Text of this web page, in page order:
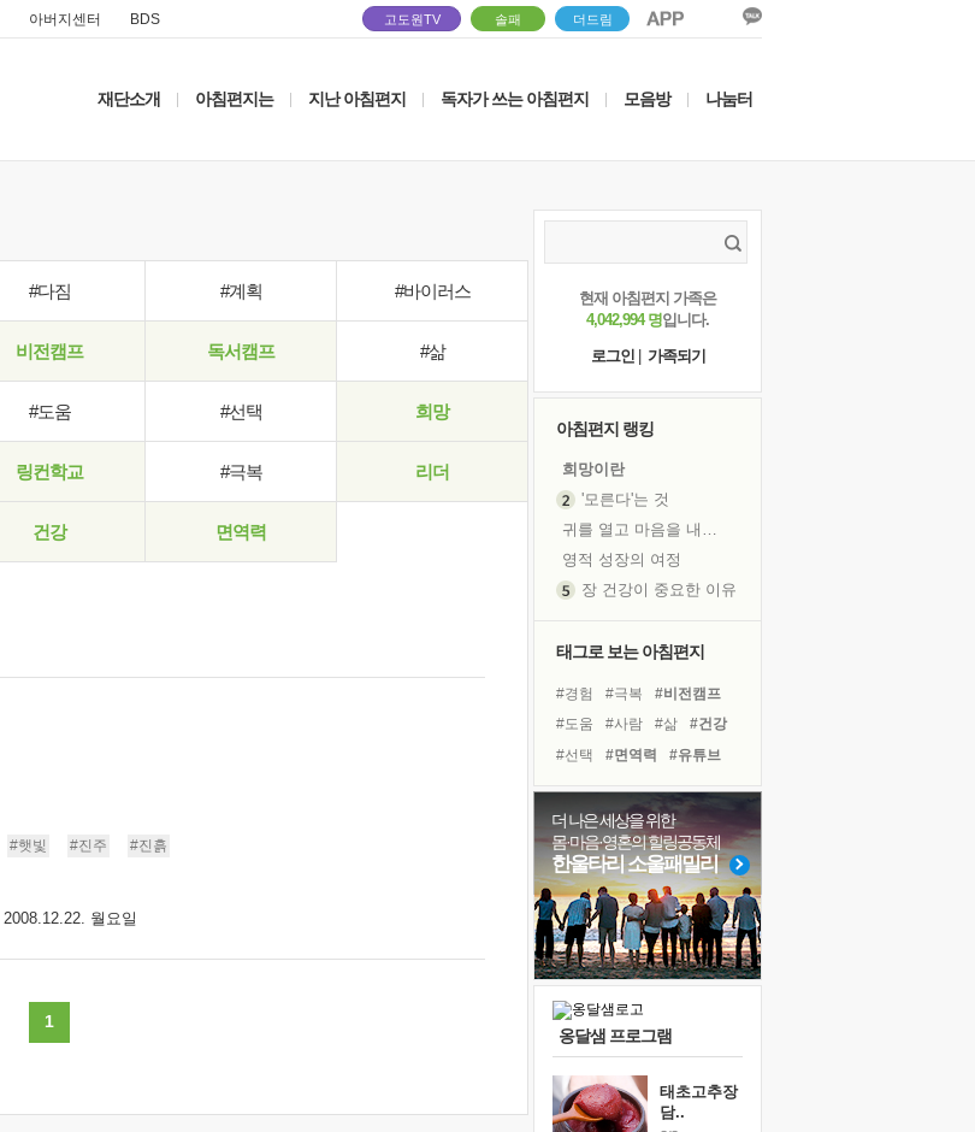
아버지센터 BDS 고도원TV 솔패 더드림
재단소개 아침편지는 지난 아침편지 독자가 쓰는 아침편지 모음방 나눔터
#다짐 #계획 #바이러스
비전캠프 독서캠프 #삶
#도움 #선택 희망
링컨학교 #극복 리더
건강 면역력
#햇빛 #진주
#진흙
2008.12.22. 월요일
1
현재 아침편지 가족은
4,042,994 명입니다.
로그인
가족되기
아침편지 랭킹
희망이란
'모른다'는 것
귀를 열고 마음을 내어주고
영적 성장의 여정
장 건강이 중요한 이유
꿈이 실제가 되는 것
'말 타는 법'을 먼저
졸업식 사진을 보며
아픈 아버지를 위한 공간 설계
극심한 변비, 어깨결림, 수면 장애
보고 싶은 어머니
유년 시절의 부산 영도 바다
못된 꼰대들
거울 속의 나
태그로 보는 아침편지
#경험 #극복
#비전캠프
#도움
#사람 #삶
#건강
#선택
#면역력
#유튜브
#힐링
#바이러스
#명상
#리더
#독서
#계획
#아이들
#링컨학교
#나눔
#독서캠프 #희망
더 나은 세상을 위한
몸·마음·영혼의 힐링공동체
한울타리 소울패밀리
옹달샘 프로그램
태초고추장
담..